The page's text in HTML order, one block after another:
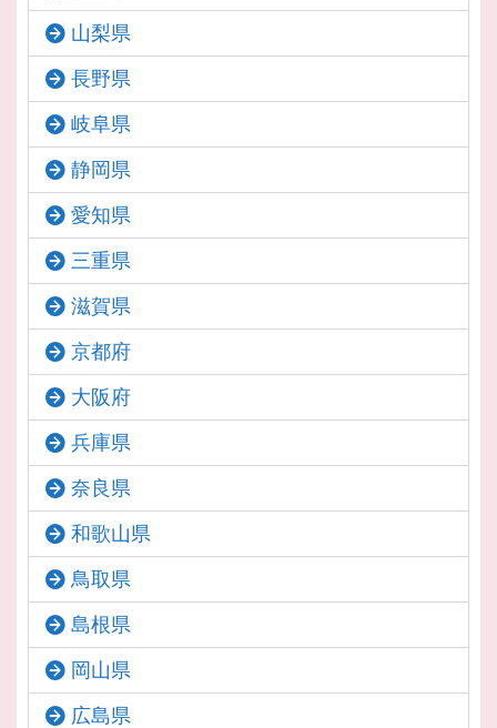
山梨県
長野県
岐阜県
静岡県
愛知県
三重県
滋賀県
京都府
大阪府
兵庫県
奈良県
和歌山県
鳥取県
島根県
岡山県
広島県